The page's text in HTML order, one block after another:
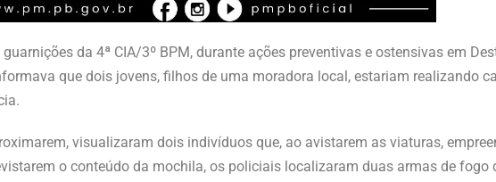
da 4ª CIA/3º BPM, durante ações preventivas e ostensivas em
que dois jovens, filhos de uma moradora local, estariam realizando
visualizaram dois indivíduos que, ao avistarem as viaturas,
o conteúdo da mochila, os policiais localizaram duas armas de fogo